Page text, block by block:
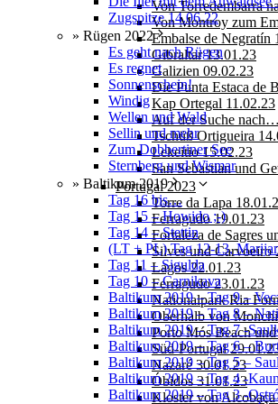
Zugspitze 14.06.22
» Rügen 2022
Es geht nach Rügen
Es regnet
Sonnenschein!
Windig
Wellen und Wald
Sellin und mehr
Zum Dobbertiner See
Sternberg und Wismar
» Baltikum 2019
Tag 16 bis…
Tag 15 – Howido ;-)
Tag 14 – Stettin
(LT + PL) Tag 12-13,
Tag 11 – Sigulda
Tag 10 – Carnikava
Baltikum 2019 – Tag 9 –
Baltikum 2019 – Tag 8 –
Baltikum 2019 – Tag 7 -
Baltikum 2019 – Tag 6 –
Baltikum 2019 – Tag 5 –
Baltikum 2019 – Tag 4 -
Baltikum 2019 – Tag 3 -
Von Torredembarra
Von Montroy zum
Embalse de Negratín
Gibraltar 13.01.23
Galizien 09.02.23
Die Punta Estaca de
Kap Ortegal 11.02.23
Auf der Suche
Tschüß Ortigueira
Lekeitio 15.02.23
San Sebastian und
Portugal 2023
Torre da Lapa
Ferragudo 19.01.23
Fortaleza de Sagres
Silves und Carvoeiro
Lagos 22.01.23
Ferragudo 23.01.23
Nationalpark Ria
Oberhalb von
Porto Mós Beach
Süd-Portugal
Nazaré 30.01.23
Óbidos 31.01.23
Kloster von